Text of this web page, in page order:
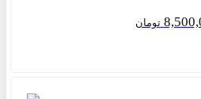
تومان